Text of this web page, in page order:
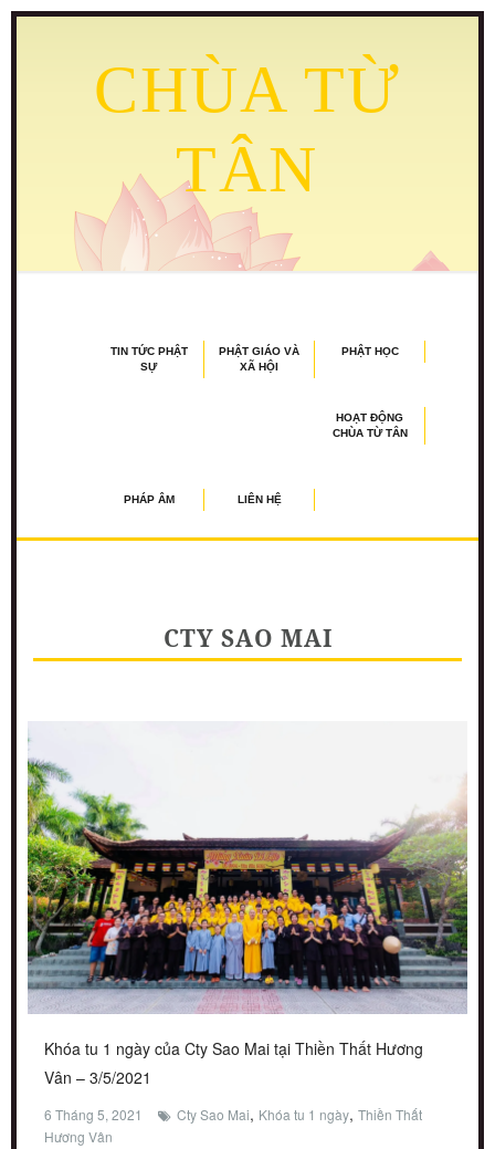
CHÙA TỪ
TÂN
TIN TỨC PHẬT
SỰ
PHẬT GIÁO VÀ
XÃ HỘI
PHẬT HỌC
HOẠT ĐỘNG
CHÙA TỪ TÂN
PHÁP ÂM LIÊN HỆ
CTY SAO MAI
Khóa tu 1 ngày của Cty Sao Mai tại Thiền Thất Hương
Vân – 3/5/2021
6 Tháng 5, 2021 Cty Sao Mai, Khóa tu 1 ngày, Thiền Thất
Hương Vân